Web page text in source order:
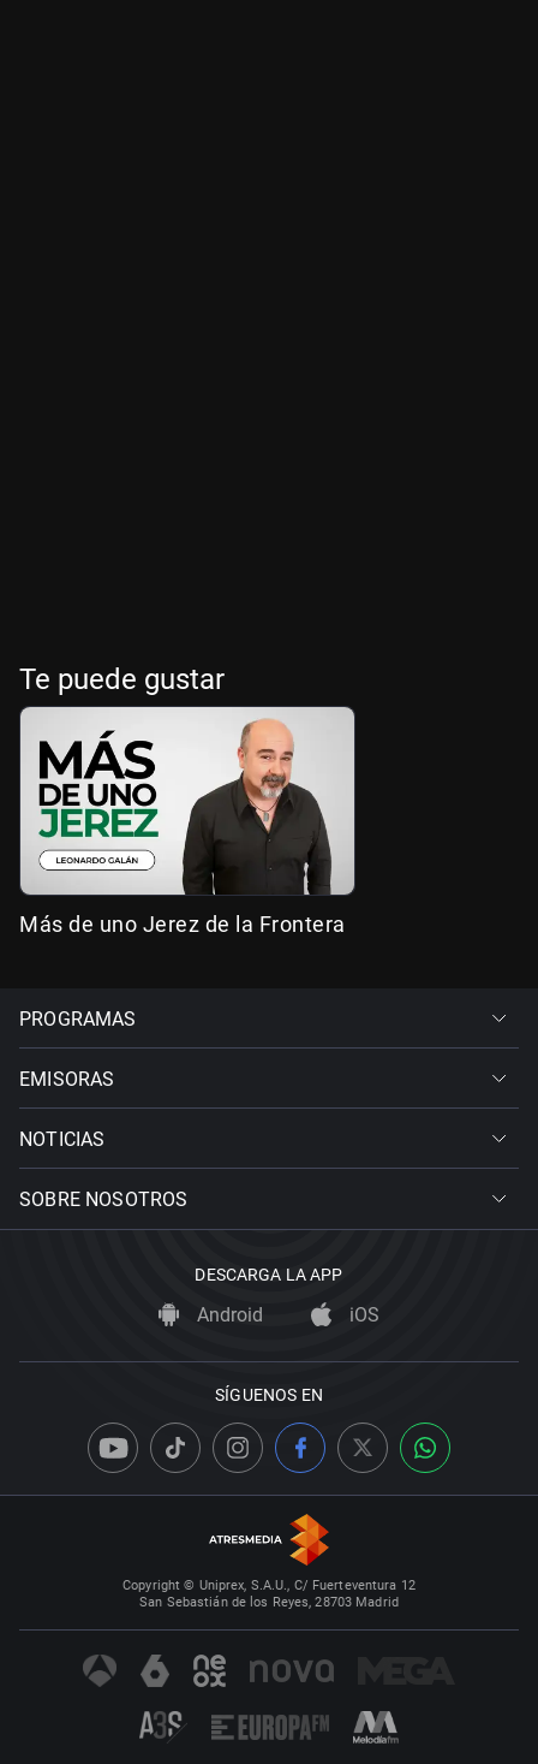
Te puede gustar
Más de uno Jerez de la Frontera
PROGRAMAS
EMISORAS
NOTICIAS
SOBRE NOSOTROS
DESCARGA LA APP
Android iOS
SÍGUENOS EN
Copyright © Uniprex, S.A.U., C/ Fuerteventura 12
San Sebastián de los Reyes, 28703 Madrid